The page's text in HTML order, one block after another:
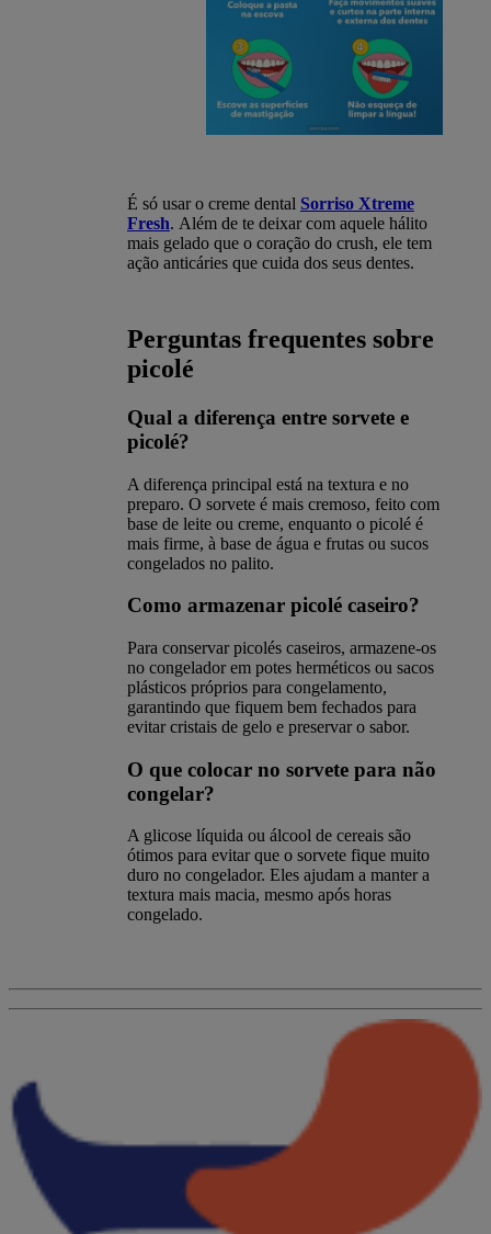
É só usar o creme dental Sorriso Xtreme
Fresh. Além de te deixar com aquele hálito
mais gelado que o coração do crush, ele tem
ação anticáries que cuida dos seus dentes.
Perguntas frequentes sobre
picolé
Qual a diferença entre sorvete e
picolé?
A diferença principal está na textura e no
preparo. O sorvete é mais cremoso, feito com
base de leite ou creme, enquanto o picolé é
mais firme, à base de água e frutas ou sucos
congelados no palito.
Como armazenar picolé caseiro?
Para conservar picolés caseiros, armazene-os
no congelador em potes herméticos ou sacos
plásticos próprios para congelamento,
garantindo que fiquem bem fechados para
evitar cristais de gelo e preservar o sabor.
O que colocar no sorvete para não
congelar?
A glicose líquida ou álcool de cereais são
ótimos para evitar que o sorvete fique muito
duro no congelador. Eles ajudam a manter a
textura mais macia, mesmo após horas
congelado.